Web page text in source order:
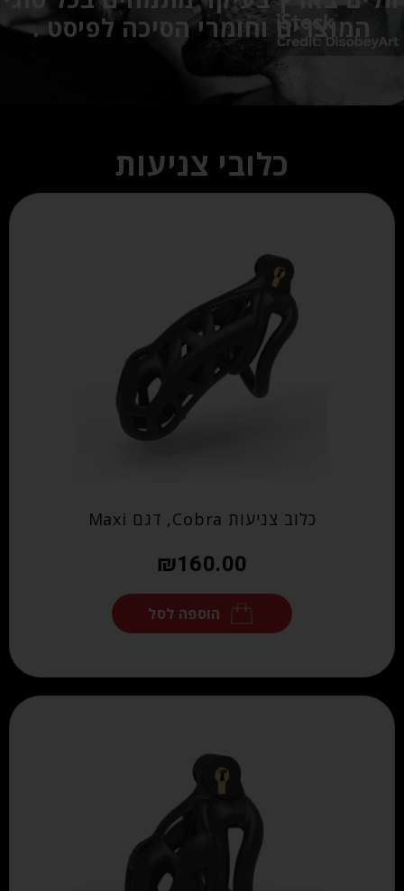
המוצרים וחומרי הסיכה לפיסט .
כלובי צניעות
כלוב צניעות Cobra, דגם Maxi
₪160.00
הוספה לסל